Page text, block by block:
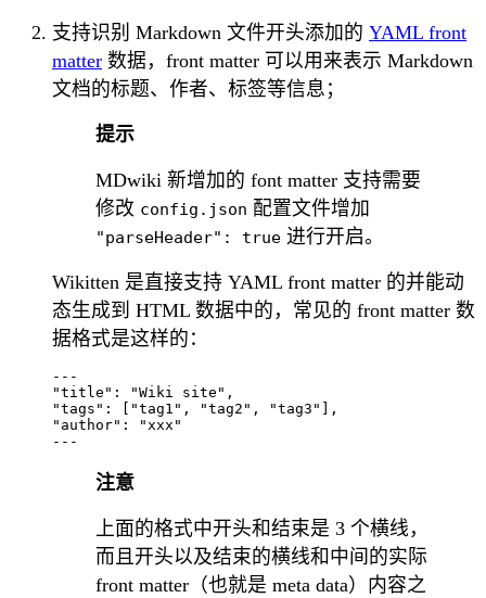
支持识别 Markdown 文件开头添加的 YAML front
matter 数据，front matter 可以用来表示 Markdown
文档的标题、作者、标签等信息；
提示
MDwiki 新增加的 font matter 支持需要
修改 config.json 配置文件增加
"parseHeader": true 进行开启。
Wikitten 是直接支持 YAML front matter 的并能动
态生成到 HTML 数据中的，常见的 front matter 数
据格式是这样的：
---
"title": "Wiki site",
"tags": ["tag1", "tag2", "tag3"],
"author": "xxx"
注意
上面的格式中开头和结束是 3 个横线，
而且开头以及结束的横线和中间的实际
front matter（也就是 meta data）内容之